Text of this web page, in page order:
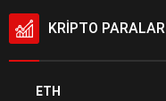
KRİPTO PARALAR
ETH